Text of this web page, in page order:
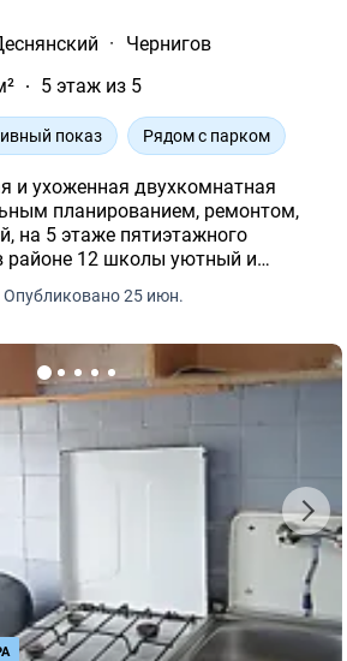
·
Чернигов
5 этаж из 5
показ Рядом с парком
и ухоженная двухкомнатная
планированием, ремонтом,
на 5 этаже пятиэтажного
12 школы уютный и
к проживанию вариант в удобном
общей площадью 49, 1 м2.
Опубликовано 25 июн.